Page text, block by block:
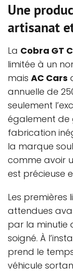
Une
artisanat
La Cobra GT
limitée à un
mais AC Cars
annuelle de
seulement
également de
fabrication
la marque
comme avoir
est précieuse
Les premières
attendues
par la minutie
soigné. À
prend le
véhicule